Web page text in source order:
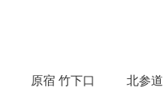
原宿 竹下口 北参道